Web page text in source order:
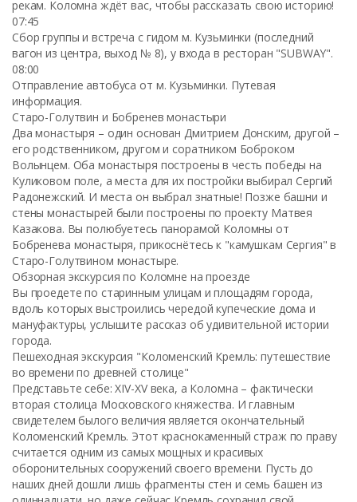
рекам. Коломна ждёт вас, чтобы рассказать свою историю!
07:45
Сбор группы и встреча с гидом м. Кузьминки (последний
вагон из центра, выход № 8), у входа в ресторан "SUBWAY".
08:00
Отправление автобуса от м. Кузьминки. Путевая
информация.
Старо-Голутвин и Бобренев монастыри
Два монастыря – один основан Дмитрием Донским, другой –
его родственником, другом и соратником Боброком
Волынцем. Оба монастыря построены в честь победы на
Куликовом поле, а места для их постройки выбирал Сергий
Радонежский. И места он выбрал знатные! Позже башни и
стены монастырей были построены по проекту Матвея
Казакова. Вы полюбуетесь панорамой Коломны от
Бобренева монастыря, прикоснётесь к "камушкам Сергия" в
Старо-Голутвином монастыре.
Обзорная экскурсия по Коломне на проезде
Вы проедете по старинным улицам и площадям города,
вдоль которых выстроились чередой купеческие дома и
мануфактуры, услышите рассказ об удивительной истории
города.
Пешеходная экскурсия "Коломенский Кремль: путешествие
во времени по древней столице"
Представьте себе: XIV-XV века, а Коломна – фактически
вторая столица Московского княжества. И главным
свидетелем былого величия является окончательный
Коломенский Кремль. Этот краснокаменный страж по праву
считается одним из самых мощных и красивых
оборонительных сооружений своего времени. Пусть до
наших дней дошли лишь фрагменты стен и семь башен из